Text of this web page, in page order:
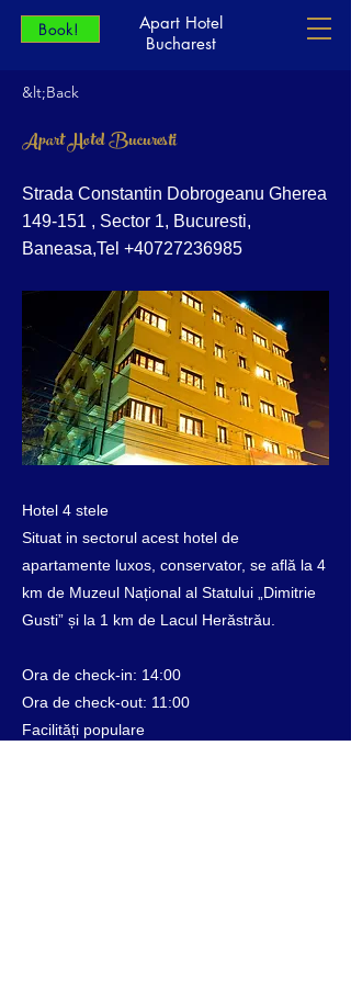
Apart Hotel
Bucharest
Book!
&lt;Back
Apart Hotel Bucuresti
Strada Constantin Dobrogeanu Gherea
149-151 , Sector 1, Bucuresti,
Baneasa,Tel +40727236985
Hotel 4 stele
Situat in sectorul acest hotel de
apartamente luxos, conservator, se află la 4
km de Muzeul Național al Statului „Dimitrie
Gusti” și la 1 km de Lacul Herăstrău.
Ora de check-in: 14:00
Ora de check-out: 11:00
Facilități populare